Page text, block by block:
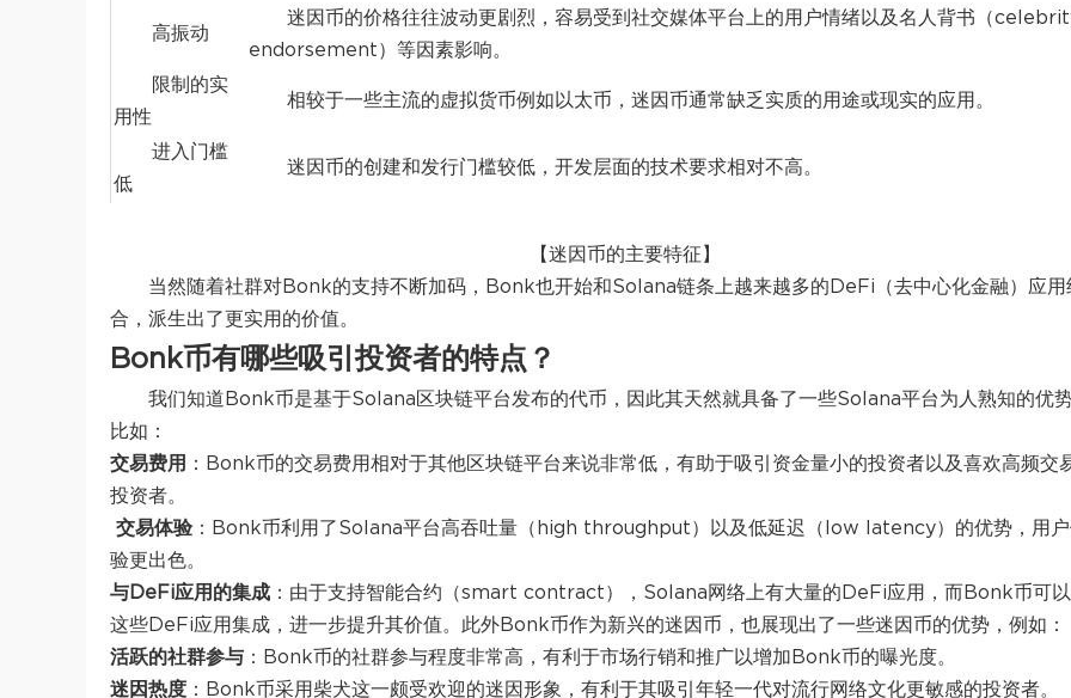
高振动
迷因币的价格往往波动更剧烈，容易受到社交媒体平台上的用户情绪以及名人背书（
endorsement）等因素影响。
限制的实
用性
相较于一些主流的虚拟货币例如以太币，迷因币通常缺乏实质的用途或现实的应用。
进入门槛
低
迷因币的创建和发行门槛较低，开发层面的技术要求相对不高。
【迷因币的主要特征】
当然随着社群对Bonk的支持不断加码，Bonk也开始和Solana链条上越来越多的DeFi（去中心化金融）应用
合，派生出了更实用的价值。
Bonk币有哪些吸引投资者的特点？
我们知道Bonk币是基于Solana区块链平台发布的代币，因此其天然就具备了一些Solana平台为人熟知的优势
比如：
交易费用
：Bonk币的交易费用相对于其他区块链平台来说非常低，有助于吸引资金量小的投资者以及喜欢高频交
投资者。
交易体验 ：Bonk币利用了Solana平台高吞吐量（high throughput）以及低延迟（low latency）的优势，用
验更出色。
与DeFi应用的集成 ：由于支持智能合约（smart contract），Solana网络上有大量的DeFi应用，而Bonk币可
这些DeFi应用集成，进一步提升其价值。此外Bonk币作为新兴的迷因币，也展现出了一些迷因币的优势，例如：
活跃的社群参与 ：Bonk币的社群参与程度非常高，有利于市场行销和推广以增加Bonk币的曝光度。
迷因热度 ：Bonk币采用柴犬这一颇受欢迎的迷因形象，有利于其吸引年轻一代对流行网络文化更敏感的投资者。